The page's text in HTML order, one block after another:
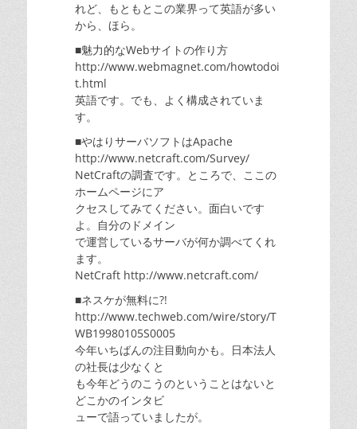
れど、もともとこの業界って英語が多い
から、ほら。
■魅力的なWebサイトの作り方
http://www.webmagnet.com/howtodoi
t.html
英語です。でも、よく構成されていま
す。
■やはりサーバソフトはApache
http://www.netcraft.com/Survey/
NetCraftの調査です。ところで、ここの
ホームページにア
クセスしてみてください。面白いです
よ。自分のドメイン
で運営しているサーバが何か調べてくれ
ます。
NetCraft http://www.netcraft.com/
■ネスケが無料に?!
http://www.techweb.com/wire/story/T
WB19980105S0005
今年いちばんの注目動向かも。日本法人
の社長は少なくと
も今年どうのこうのということはないと
どこかのインタビ
ューで語っていましたが。